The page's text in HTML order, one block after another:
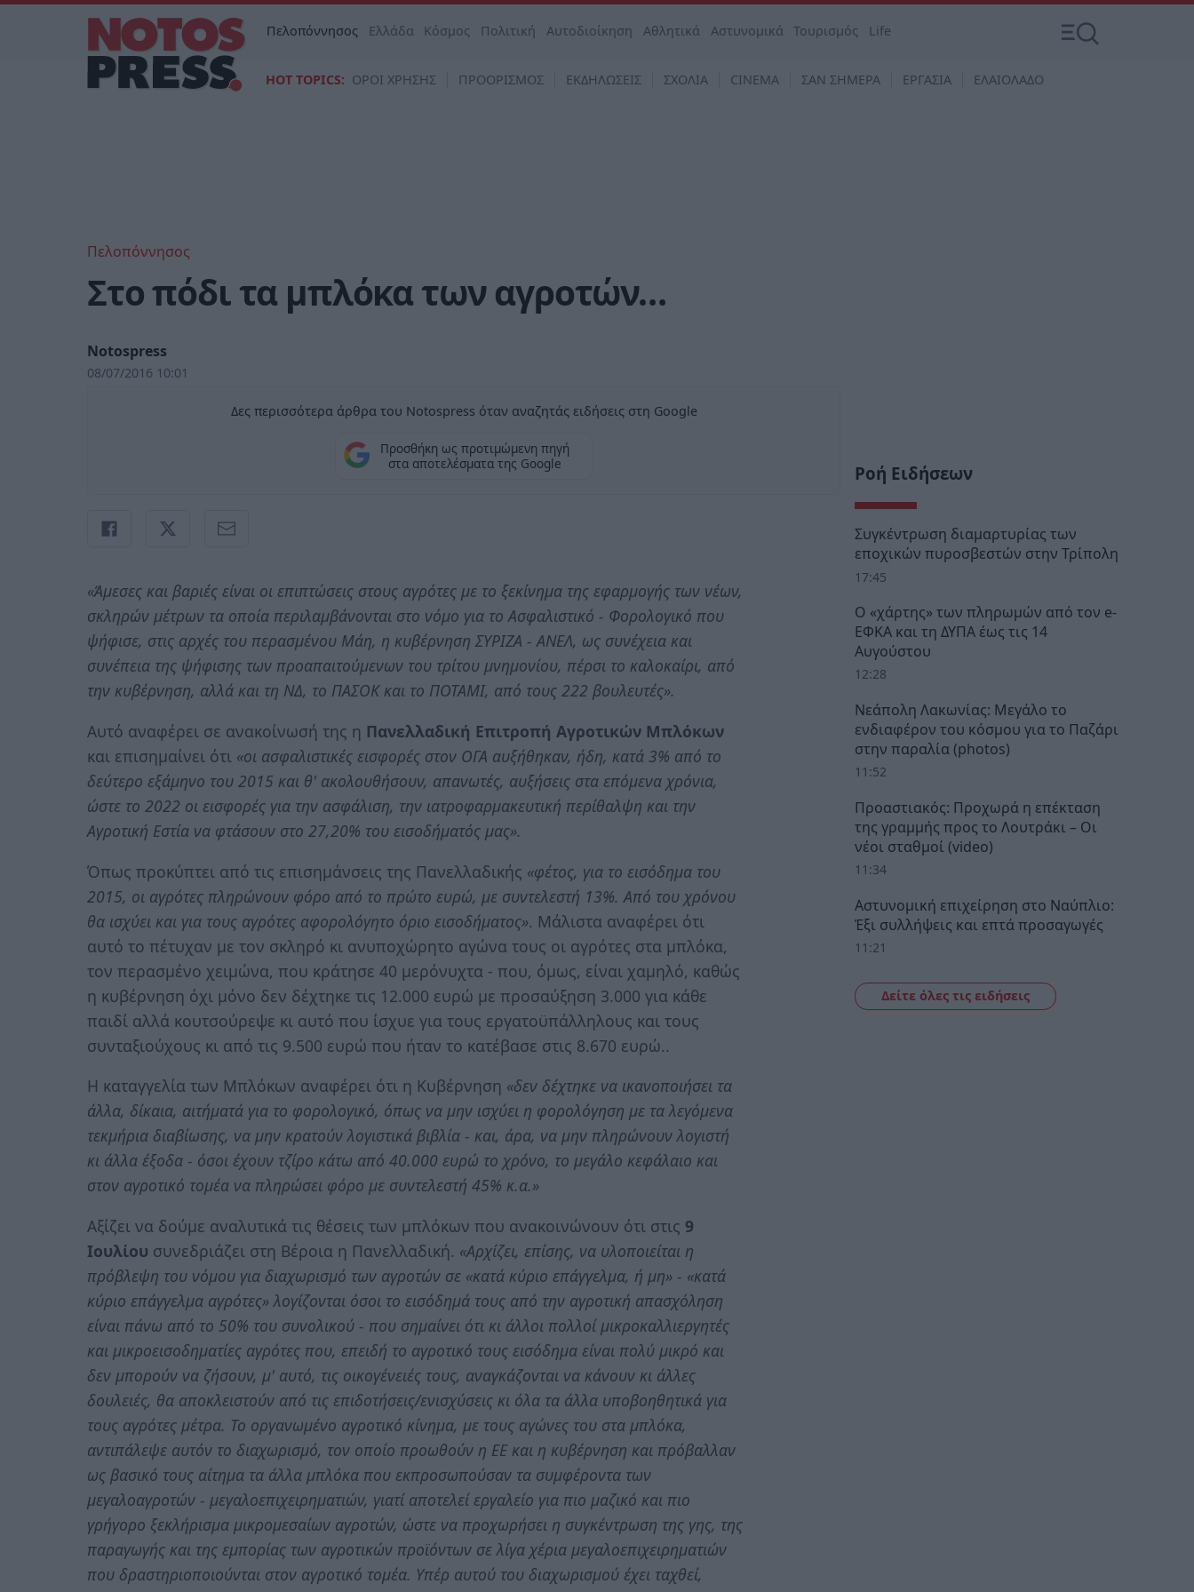
Πελοπόννησος Ελλάδα Κόσμος Πολιτική Αυτοδιοίκηση Αθλητικά Αστυνομικά Τουρισμός Life
HOT TOPICS: ΟΡΟΙ ΧΡΗΣΗΣ ΠΡΟΟΡΙΣΜΟΣ ΕΚΔΗΛΩΣΕΙΣ ΣΧΟΛΙΑ CINEMA ΣΑΝ ΣΗΜΕΡΑ ΕΡΓΑΣΙΑ ΕΛΑΙΟΛΑΔΟ
Πελοπόννησος
Στο πόδι τα μπλόκα των αγροτών…
Notospress
08/07/2016 10:01
Δες περισσότερα άρθρα του Notospress όταν αναζητάς ειδήσεις στη Google
Προσθήκη ως προτιμώμενη πηγή
στα αποτελέσματα της Google
«Άμεσες και βαριές είναι οι επιπτώσεις στους αγρότες με το ξεκίνημα της εφαρμογής των νέων,
σκληρών μέτρων τα οποία περιλαμβάνονται στο νόμο για το Ασφαλιστικό - Φορολογικό που
ψήφισε, στις αρχές του περασμένου Μάη, η κυβέρνηση ΣΥΡΙΖΑ - ΑΝΕΛ, ως συνέχεια και
συνέπεια της ψήφισης των προαπαιτούμενων του τρίτου μνημονίου, πέρσι το καλοκαίρι, από
την κυβέρνηση, αλλά και τη ΝΔ, το ΠΑΣΟΚ και το ΠΟΤΑΜΙ, από τους 222 βουλευτές».
Αυτό αναφέρει σε ανακοίνωσή της η Πανελλαδική Επιτροπή Αγροτικών Μπλόκων
και επισημαίνει ότι «οι ασφαλιστικές εισφορές στον ΟΓΑ αυξήθηκαν, ήδη, κατά 3% από το
δεύτερο εξάμηνο του 2015 και θ' ακολουθήσουν, απανωτές, αυξήσεις στα επόμενα χρόνια,
ώστε το 2022 οι εισφορές για την ασφάλιση, την ιατροφαρμακευτική περίθαλψη και την
Αγροτική Εστία να φτάσουν στο 27,20% του εισοδήματός μας».
Όπως προκύπτει από τις επισημάνσεις της Πανελλαδικής «φέτος, για το εισόδημα του
2015, οι αγρότες πληρώνουν φόρο από το πρώτο ευρώ, με συντελεστή 13%. Από του χρόνου
θα ισχύει και για τους αγρότες αφορολόγητο όριο εισοδήματος». Μάλιστα αναφέρει ότι
αυτό το πέτυχαν με τον σκληρό κι ανυποχώρητο αγώνα τους οι αγρότες στα μπλόκα,
τον περασμένο χειμώνα, που κράτησε 40 μερόνυχτα - που, όμως, είναι χαμηλό, καθώς
η κυβέρνηση όχι μόνο δεν δέχτηκε τις 12.000 ευρώ με προσαύξηση 3.000 για κάθε
παιδί αλλά κουτσούρεψε κι αυτό που ίσχυε για τους εργατοϋπάλληλους και τους
συνταξιούχους κι από τις 9.500 ευρώ που ήταν το κατέβασε στις 8.670 ευρώ..
Η καταγγελία των Μπλόκων αναφέρει ότι η Κυβέρνηση «δεν δέχτηκε να ικανοποιήσει τα
άλλα, δίκαια, αιτήματά για το φορολογικό, όπως να μην ισχύει η φορολόγηση με τα λεγόμενα
τεκμήρια διαβίωσης, να μην κρατούν λογιστικά βιβλία - και, άρα, να μην πληρώνουν λογιστή
κι άλλα έξοδα - όσοι έχουν τζίρο κάτω από 40.000 ευρώ το χρόνο, το μεγάλο κεφάλαιο και
στον αγροτικό τομέα να πληρώσει φόρο με συντελεστή 45% κ.α.»
Αξίζει να δούμε αναλυτικά τις θέσεις των μπλόκων που ανακοινώνουν ότι στις 9
Ιουλίου συνεδριάζει στη Βέροια η Πανελλαδική. «Αρχίζει, επίσης, να υλοποιείται η
πρόβλεψη του νόμου για διαχωρισμό των αγροτών σε «κατά κύριο επάγγελμα, ή μη» - «κατά
κύριο επάγγελμα αγρότες» λογίζονται όσοι το εισόδημά τους από την αγροτική απασχόληση
είναι πάνω από το 50% του συνολικού - που σημαίνει ότι κι άλλοι πολλοί μικροκαλλιεργητές
και μικροεισοδηματίες αγρότες που, επειδή το αγροτικό τους εισόδημα είναι πολύ μικρό και
δεν μπορούν να ζήσουν, μ' αυτό, τις οικογένειές τους, αναγκάζονται να κάνουν κι άλλες
δουλειές, θα αποκλειστούν από τις επιδοτήσεις/ενισχύσεις κι όλα τα άλλα υποβοηθητικά για
τους αγρότες μέτρα. Το οργανωμένο αγροτικό κίνημα, με τους αγώνες του στα μπλόκα,
αντιπάλεψε αυτόν το διαχωρισμό, τον οποίο προωθούν η ΕΕ και η κυβέρνηση και πρόβαλλαν
ως βασικό τους αίτημα τα άλλα μπλόκα που εκπροσωπούσαν τα συμφέροντα των
μεγαλοαγροτών - μεγαλοεπιχειρηματιών, γιατί αποτελεί εργαλείο για πιο μαζικό και πιο
γρήγορο ξεκλήρισμα μικρομεσαίων αγροτών, ώστε να προχωρήσει η συγκέντρωση της γης, της
παραγωγής και της εμπορίας των αγροτικών προϊόντων σε λίγα χέρια μεγαλοεπιχειρηματιών
που δραστηριοποιούνται στον αγροτικό τομέα. Υπέρ αυτού του διαχωρισμού έχει ταχθεί,
Ροή Ειδήσεων
Συγκέντρωση διαμαρτυρίας των
εποχικών πυροσβεστών στην Τρίπολη
17:45
Ο «χάρτης» των πληρωμών από τον e-
ΕΦΚΑ και τη ΔΥΠΑ έως τις 14
Αυγούστου
12:28
Νεάπολη Λακωνίας: Μεγάλο το
ενδιαφέρον του κόσμου για το Παζάρι
στην παραλία (photos)
11:52
Προαστιακός: Προχωρά η επέκταση
της γραμμής προς το Λουτράκι – Οι
νέοι σταθμοί (video)
11:34
Αστυνομική επιχείρηση στο Ναύπλιο:
Έξι συλλήψεις και επτά προσαγωγές
11:21
Δείτε όλες τις ειδήσεις